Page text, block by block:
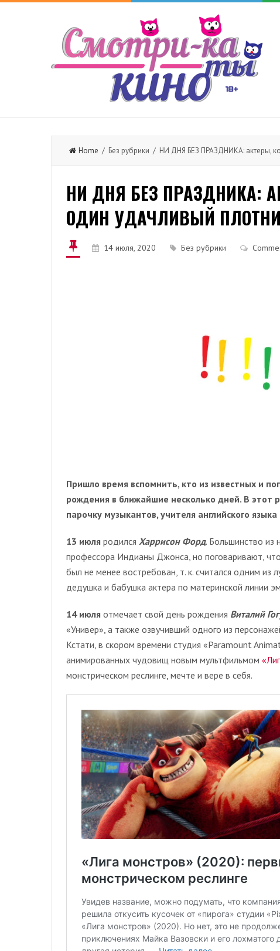
Home / Без рубрики / НИ ДНЯ БЕЗ ПРАЗДНИКА: актеры,
НИ ДНЯ БЕЗ ПРАЗДНИКА:
ОДИН УДАЧЛИВЫЙ
14 июля, 2020 Без рубрики
Пришло время вспомнить, кто из известных и
рождения в ближайшие несколько дней. В этот
парочку музыкантов, учителя английского
13 июля родился Харрисон Форд. Большинство из
профессора Индианы Джонса, но поговаривают,
был не менее востребован, т. к. считался одним из
дедушка и бабушка актера по материнской линии
14 июля отмечает свой день рождения Виталий
«Универ», а также озвучивший одного из
Кстати, в скором времени студия «Paramount
анимированных чудовищ новым мультфильмом
монстрическом реслинге, мечте и вере в себя.